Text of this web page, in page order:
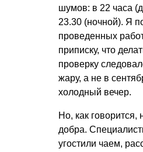
шумов: в 22 часа
23.30 (ночной). Я
проведенных
приписку, что
проверку
жару, а не в
холодный вечер.
Но, как говорится,
добра.
угостили чаем,